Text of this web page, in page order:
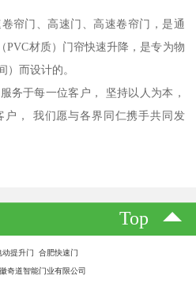
帘门、高速门、高速卷帘门，是通
PVC材质）门帘快速升降，是专为物
）而设计的。
务于每一位客户， 坚持以人为本，
户， 我们愿与各界同仁携手共同发
Top
动提升门 合肥快速门
奇道智能门业有限公司